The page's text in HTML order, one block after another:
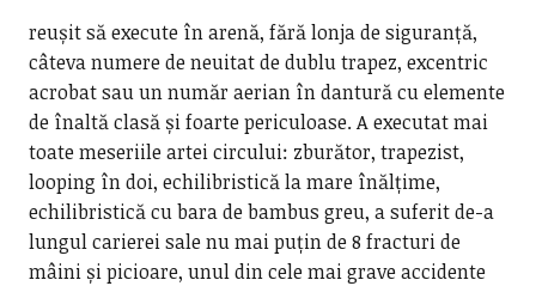
reușit să execute în arenă, fără lonja de siguranță,
câteva numere de neuitat de dublu trapez, excentric
acrobat sau un număr aerian în dantură cu elemente
de înaltă clasă și foarte periculoase. A executat mai
toate meseriile artei circului: zburător, trapezist,
looping în doi, echilibristică la mare înălțime,
echilibristică cu bara de bambus greu, a suferit de-a
lungul carierei sale nu mai puțin de 8 fracturi de
mâini și picioare, unul din cele mai grave accidente